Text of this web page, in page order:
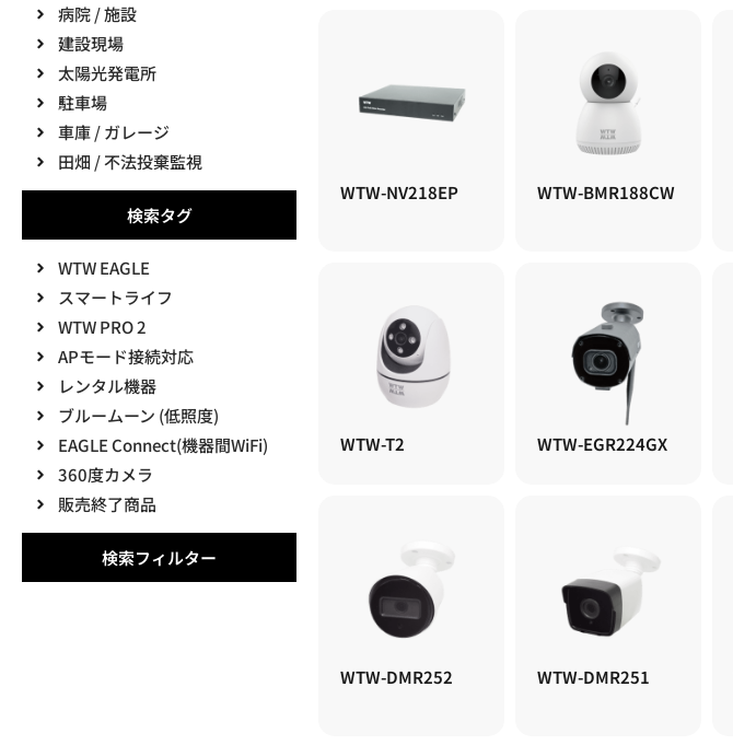
病院 / 施設
建設現場
太陽光発電所
駐車場
車庫 / ガレージ
田畑 / 不法投棄監視
検索タグ
WTW EAGLE
スマートライフ
WTW PRO 2
APモード接続対応
レンタル機器
ブルームーン (低照度)
EAGLE Connect(機器間WiFi)
360度カメラ
販売終了商品
検索フィルター
WTW-NV218EP WTW-BMR188CW
WTW-T2 WTW-EGR224GX
WTW-DMR252 WTW-DMR251